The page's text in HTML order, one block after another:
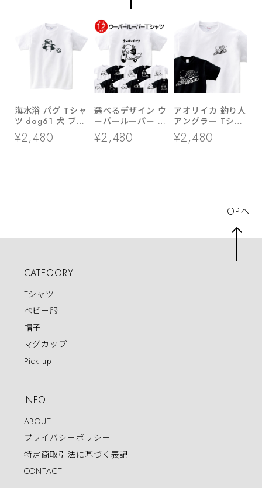
海水浴 パグ Tシャ
ツ dog61 犬 ブヒ
パグ 好き 服 ゆる
い イラスト
¥2,480
選べるデザイン ウ
ーパールーパー T
シャツ am99 両生
類 アニマル
¥2,480
アオリイカ 釣り人
アングラー Tシャ
ツ rf28 あおりい
か ルアーフィッシ
¥2,480
CATEGORY
Tシャツ
ベビー服
帽子
マグカップ
Pick up
INFO
ABOUT
プライバシーポリシー
特定商取引法に基づく表記
CONTACT
TOPへ